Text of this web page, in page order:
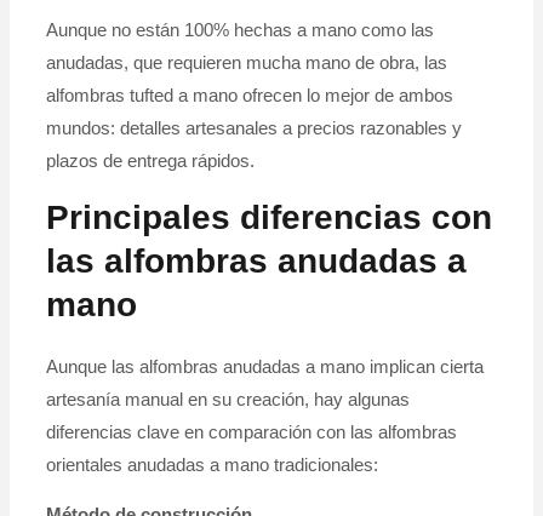
Aunque no están 100% hechas a mano como las
anudadas, que requieren mucha mano de obra, las
alfombras tufted a mano ofrecen lo mejor de ambos
mundos: detalles artesanales a precios razonables y
plazos de entrega rápidos.
Principales diferencias con
las alfombras anudadas a
mano
Aunque las alfombras anudadas a mano implican cierta
artesanía manual en su creación, hay algunas
diferencias clave en comparación con las alfombras
orientales anudadas a mano tradicionales: